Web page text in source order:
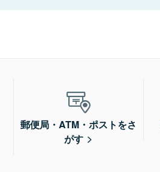
郵便局・ATM・ポストをさ
がす